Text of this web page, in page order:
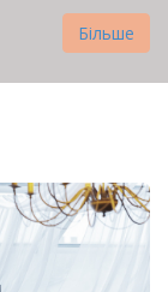
Більше